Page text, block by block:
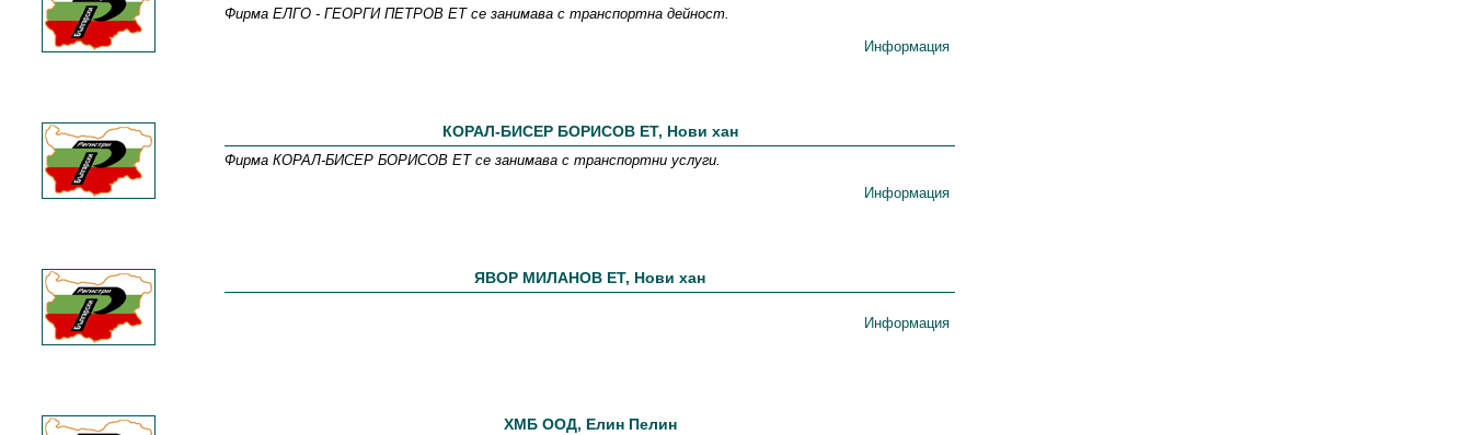
Фирма ЕЛГО - ГЕОРГИ ПЕТРОВ ЕТ се занимава с транспортна дейност.
Информация
КОРАЛ-БИСЕР БОРИСОВ ЕТ, Нови хан
Фирма КОРАЛ-БИСЕР БОРИСОВ ЕТ се занимава с транспортни услуги.
Информация
ЯВОР МИЛАНОВ ЕТ, Нови хан
Информация
ХМБ ООД, Елин Пелин